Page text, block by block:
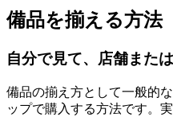
備品を揃える方法
自分で見て、店舗また
備品の揃え方として一般的
ップで購入する方法です。